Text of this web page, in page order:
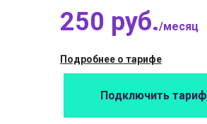
250 руб./месяц
Подробнее о тарифе
Подключить тариф